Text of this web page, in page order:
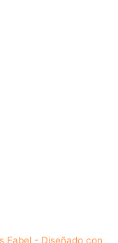
Fabel - Diseñado con